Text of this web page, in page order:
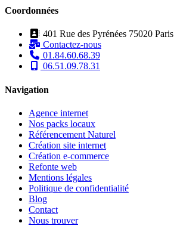
Coordonnées
401 Rue des Pyrénées 75020 Paris
Contactez-nous
01.84.60.68.39
06.51.09.78.31
Navigation
Agence internet
Nos packs locaux
Référencement Naturel
Création site internet
Création e-commerce
Refonte web
Mentions légales
Politique de confidentialité
Blog
Contact
Nous trouver